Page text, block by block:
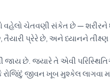
વહેલો ચેતવણી સંકેત છે — શરીરને
તૈયારી પ્રેરે છે, અને ધ્યાનને
છે. જ્યારે તે એવી
જીવન ખૂબ મુશ્કેલ લાગવા